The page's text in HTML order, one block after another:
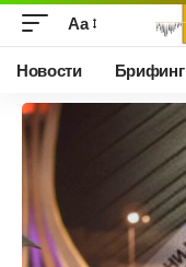
Аа
Новости Брифинг